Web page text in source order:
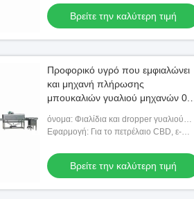
είδος, βιομηχανίες υγειονομικής
περίθαλψΒρείτε την καλύτερη τιμή
Προφορικό υγρό που εμφιαλώνει
και μηχανή πλήρωσης
μπουκαλιών γυαλιού μηχανών 0.6-
όνομα: Φιαλίδια και dropper γυαλιού
μηχανή πλήρωσης μπουκαλιών
Εφαρμογή: Για το πετρέλαιο CBD, ε-
βιομηχανίες υγειονομικής περίθαλψης
Βρείτε την καλύτερη τιμή